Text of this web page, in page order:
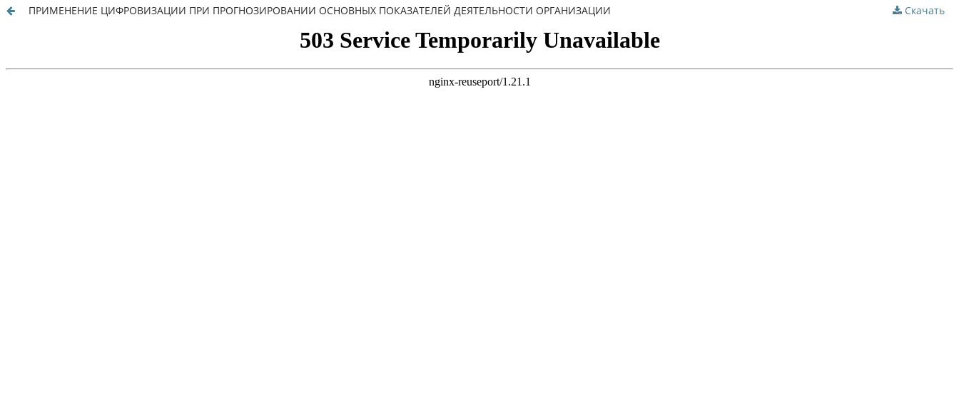
ПРИМЕНЕНИЕ ЦИФРОВИЗАЦИИ ПРИ ПРОГНОЗИРОВАНИИ ОСНОВНЫХ ПОКАЗАТЕЛЕЙ ДЕЯТЕЛЬНОСТИ ОРГАНИЗАЦИИ Скачать